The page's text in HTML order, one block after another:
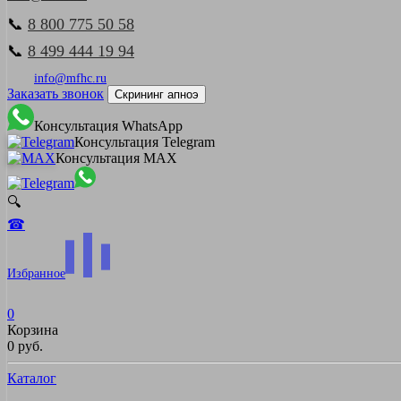
📞 8 800 775 50 58
📞 8 499 444 19 94
info@mfhc.ru
Заказать звонок Скрининг апноэ
Консультация WhatsApp
Консультация Telegram
Консультация MAX
🔍
☎
Избранное
0
Корзина
0 руб.
Каталог